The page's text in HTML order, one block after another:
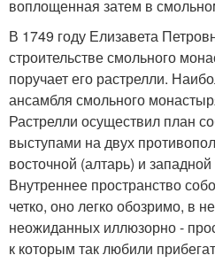
воплощенная затем в
В 1749 году Елизавета
строительстве смольного
поручает его растрелли.
ансамбля смольного
Растрелли осуществил план
выступами на двух
восточной (алтарь) и
Внутреннее пространство
четко, оно легко обозримо, в
неожиданных иллюзорно -
к которым так любили